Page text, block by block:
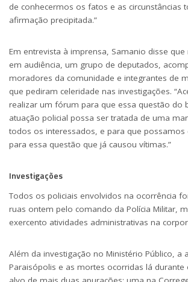
de conhecermos os fatos e as circunstâncias
afirmação precipitada.”
Em entrevista à imprensa, Samanio disse
em audiência, um grupo de deputados,
moradores da comunidade e integrantes de
que pediram celeridade nas investigações.
realizar um fórum para que essa questão do
atuação policial possa ser tratada de uma
todos os interessados, e para que possamos
para essa questão que já causou vítimas.”
Investigações
Todos os policiais envolvidos na ocorrência
ruas ontem pelo comando da Polícia Militar,
exercento atividades administrativas na
Além da investigação no Ministério Público, a
Paraisópolis e as mortes ocorridas lá durante